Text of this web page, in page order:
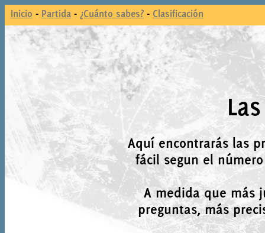
Inicio - Partida - ¿Cuánto sabes? - Clasificación
Aquí encontrarás las
fácil segun el
A medida que más
preguntas, más